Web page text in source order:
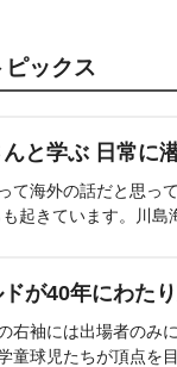
ックス
と学ぶ 日常に
て海外の話だと思っ
起きています。川島
が40年にわた
右袖には出場者のみ
童球児たちが頂点を